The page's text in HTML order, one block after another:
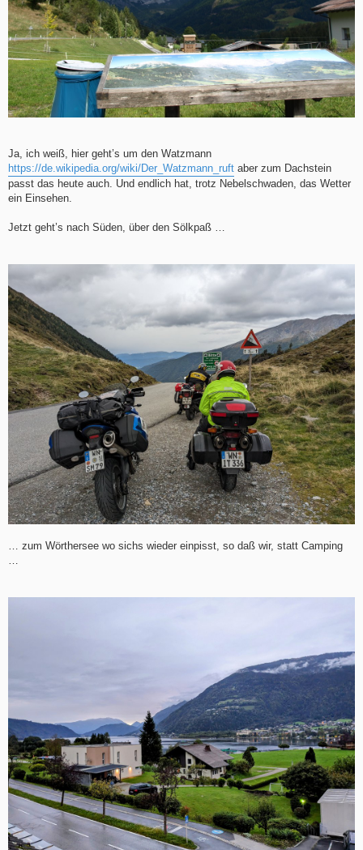
Ja, ich weiß, hier geht’s um den Watzmann
https://de.wikipedia.org/wiki/Der_Watzmann_ruft aber zum Dachstein
passt das heute auch. Und endlich hat, trotz Nebelschwaden, das Wetter
ein Einsehen.
Jetzt geht’s nach Süden, über den Sölkpaß …
… zum Wörthersee wo sichs wieder einpisst, so daß wir, statt Camping
…